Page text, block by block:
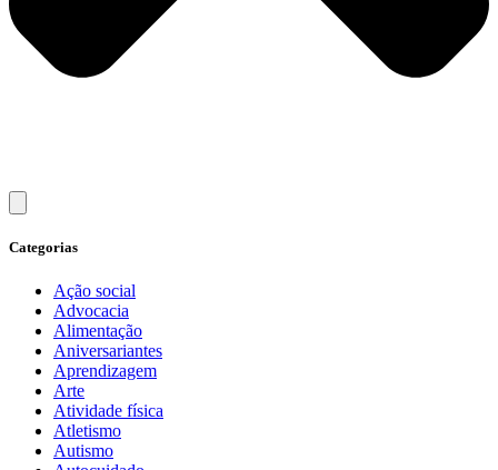
Categorias
Ação social
Advocacia
Alimentação
Aniversariantes
Aprendizagem
Arte
Atividade física
Atletismo
Autismo